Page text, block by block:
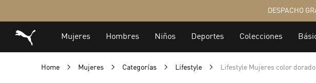
Home Mujeres Categorías Lifestyle Lifestyle Mujeres color dorado